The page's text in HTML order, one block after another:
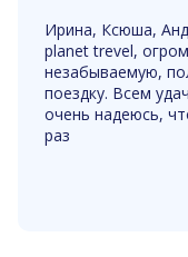
(heart)(heart)(heart)
Теперь у нас с
когда бокал или
только с тостом,
Благодарю,
прекрасное
Ирина, Ксюша,
planet trevel,
незабываемую,
поездку. Всем
очень надеюсь,
раз